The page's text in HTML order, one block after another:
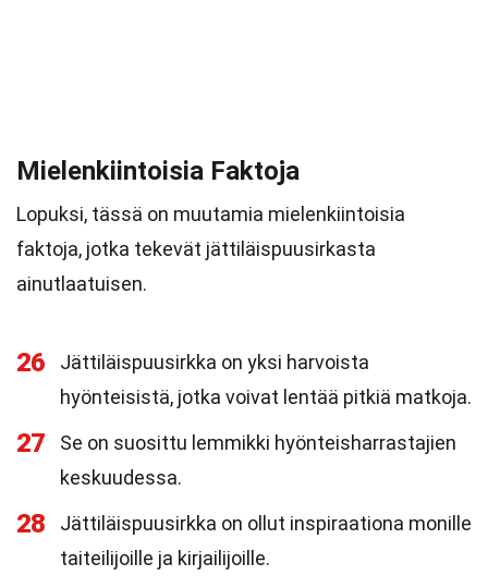
Mielenkiintoisia Faktoja
Lopuksi, tässä on muutamia mielenkiintoisia
faktoja, jotka tekevät jättiläispuusirkasta
ainutlaatuisen.
26
Jättiläispuusirkka on yksi harvoista
hyönteisistä, jotka voivat lentää pitkiä matkoja.
27
Se on suosittu lemmikki hyönteisharrastajien
keskuudessa.
28
Jättiläispuusirkka on ollut inspiraationa monille
taiteilijoille ja kirjailijoille.